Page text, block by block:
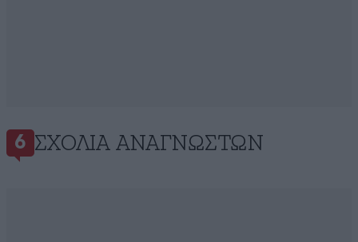
6 ΣΧΌΛΙΑ ΑΝΑΓΝΩΣΤΏΝ